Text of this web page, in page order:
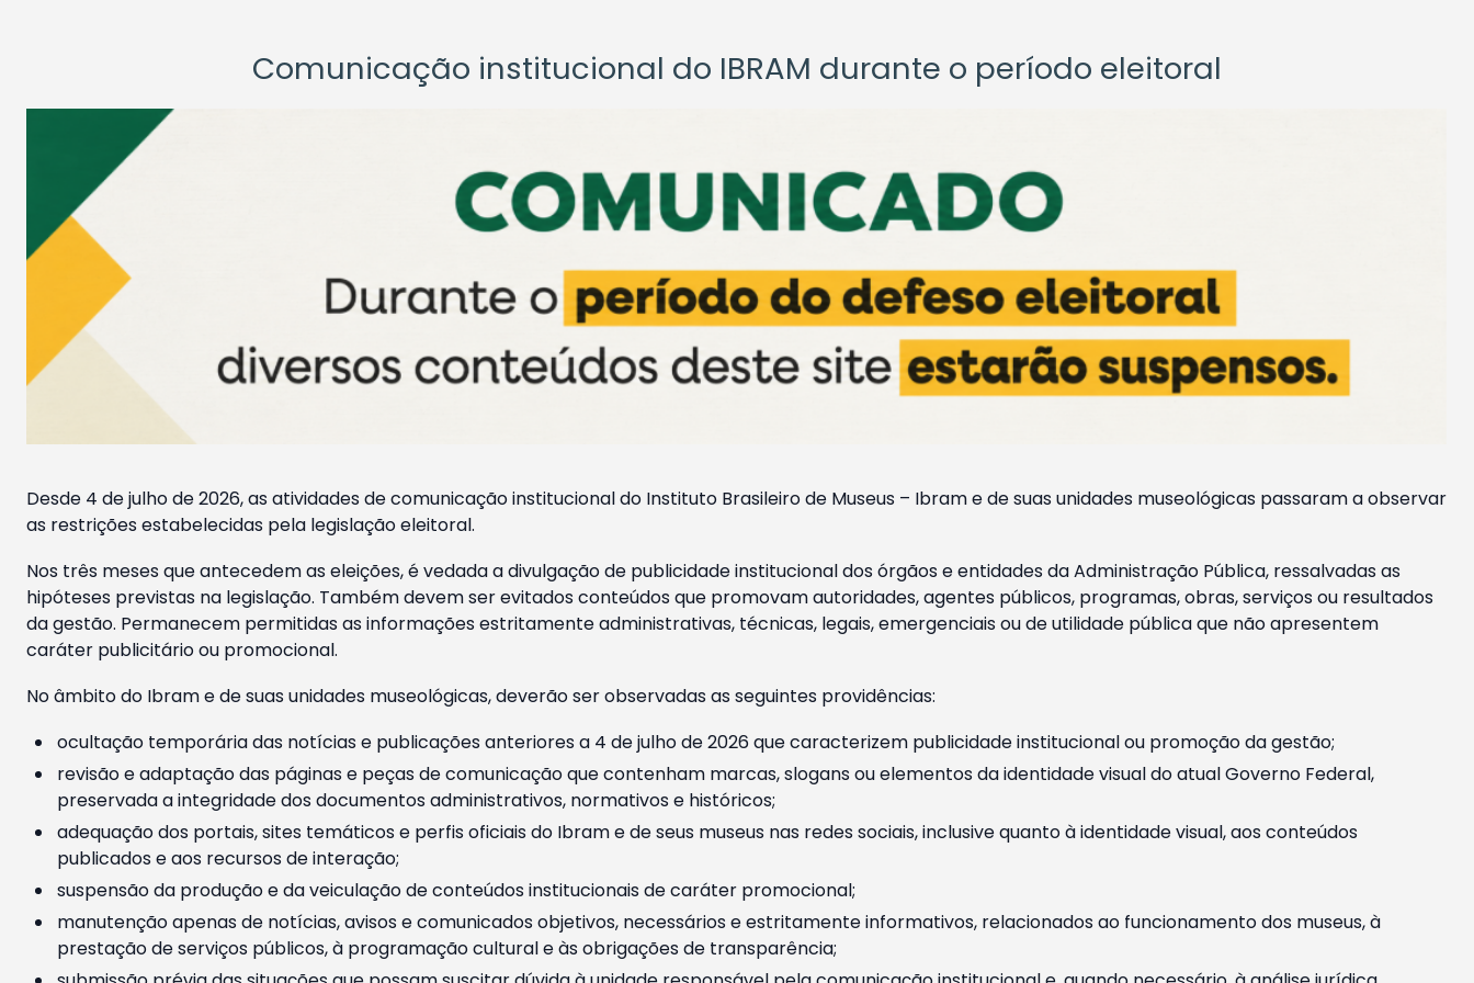
Comunicação institucional do IBRAM durante o período eleitoral
Desde 4 de julho de 2026, as atividades de comunicação institucional do Instituto Brasileiro de Museus – Ibram e de suas unidades museológicas passaram a observar
as restrições estabelecidas pela legislação eleitoral.
Nos três meses que antecedem as eleições, é vedada a divulgação de publicidade institucional dos órgãos e entidades da Administração Pública, ressalvadas as
hipóteses previstas na legislação. Também devem ser evitados conteúdos que promovam autoridades, agentes públicos, programas, obras, serviços ou resultados
da gestão. Permanecem permitidas as informações estritamente administrativas, técnicas, legais, emergenciais ou de utilidade pública que não apresentem
caráter publicitário ou promocional.
No âmbito do Ibram e de suas unidades museológicas, deverão ser observadas as seguintes providências:
ocultação temporária das notícias e publicações anteriores a 4 de julho de 2026 que caracterizem publicidade institucional ou promoção da gestão;
revisão e adaptação das páginas e peças de comunicação que contenham marcas, slogans ou elementos da identidade visual do atual Governo Federal,
preservada a integridade dos documentos administrativos, normativos e históricos;
adequação dos portais, sites temáticos e perfis oficiais do Ibram e de seus museus nas redes sociais, inclusive quanto à identidade visual, aos conteúdos
publicados e aos recursos de interação;
suspensão da produção e da veiculação de conteúdos institucionais de caráter promocional;
manutenção apenas de notícias, avisos e comunicados objetivos, necessários e estritamente informativos, relacionados ao funcionamento dos museus, à
prestação de serviços públicos, à programação cultural e às obrigações de transparência;